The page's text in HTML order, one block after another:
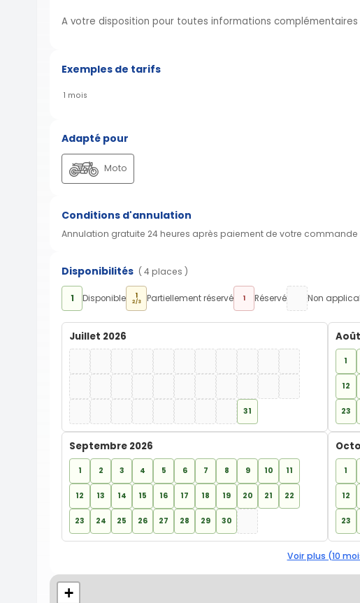
A votre disposition pour toutes informations complémentaires
Exemples de tarifs
1 mois
Adapté pour
Moto
Conditions d'annulation
Annulation gratuite 24 heures après paiement de votre commande
Disponibilités ( 4 places )
1 Disponible 1
2/3 Partiellement réservé 1 Réservé Non
Juillet 2026
31
1
12
23
Septembre 2026
1 2 3 4 5 6 7 8 9 10 11
12 13 14 15 16 17 18 19 20 21 22
23 24 25 26 27 28 29 30
1
12
23
Voir plus (10
+